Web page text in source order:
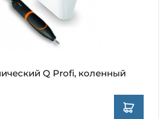
Q Profi, коленный